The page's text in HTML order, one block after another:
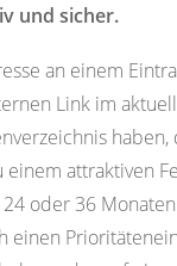
und sicher.
an einem
Link im
haben,
einem attraktiven
24 oder 36
einen